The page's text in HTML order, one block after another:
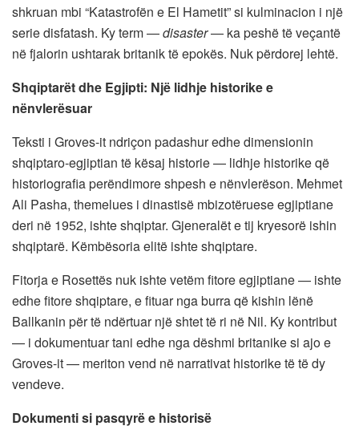
shkruan mbi “Katastrofën e El Hametit” si kulminacion i një
serie disfatash. Ky term —disaster— ka peshë të veçantë
në fjalorin ushtarak britanik të epokës. Nuk përdorej lehtë.
Shqiptarët dhe Egjipti: Një lidhje historike e
nënvlerësuar
Teksti i Groves-it ndriçon padashur edhe dimensionin
shqiptaro-egjiptian të kësaj historie — lidhje historike që
historiografia perëndimore shpesh e nënvlerëson. Mehmet
Ali Pasha, themelues i dinastisë mbizotëruese egjiptiane
deri në 1952, ishte shqiptar. Gjeneralët e tij kryesorë ishin
shqiptarë. Këmbësoria elitë ishte shqiptare.
Fitorja e Rosettës nuk ishte vetëm fitore egjiptiane — ishte
edhe fitore shqiptare, e fituar nga burra që kishin lënë
Ballkanin për të ndërtuar një shtet të ri në Nil. Ky kontribut
— i dokumentuar tani edhe nga dëshmi britanike si ajo e
Groves-it — meriton vend në narrativat historike të të dy
vendeve.
Dokumenti si pasqyrë e historisë